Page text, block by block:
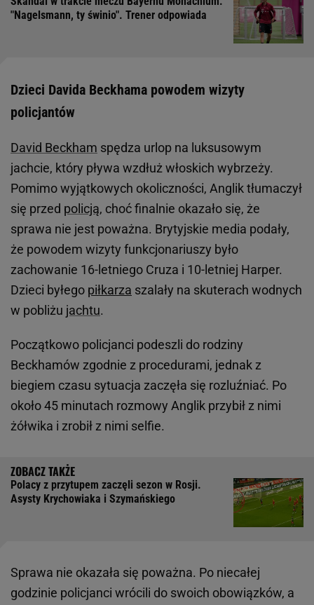
"Nagelsmann, ty świnio". Trener odpowiada
Dzieci Davida Beckhama powodem wizyty
policjantów
David Beckham spędza urlop na luksusowym
jachcie, który pływa wzdłuż włoskich wybrzeży.
Pomimo wyjątkowych okoliczności, Anglik tłumaczył
się przed policją, choć finalnie okazało się, że
sprawa nie jest poważna. Brytyjskie media podały,
że powodem wizyty funkcjonariuszy było
zachowanie 16-letniego Cruza i 10-letniej Harper.
Dzieci byłego piłkarza szalały na skuterach wodnych
w pobliżu jachtu.
Początkowo policjanci podeszli do rodziny
Beckhamów zgodnie z procedurami, jednak z
biegiem czasu sytuacja zaczęła się rozluźniać. Po
około 45 minutach rozmowy Anglik przybił z nimi
żółwika i zrobił z nimi selfie.
Polacy z przytupem zaczęli sezon w Rosji.
Asysty Krychowiaka i Szymańskiego
Sprawa nie okazała się poważna. Po niecałej
godzinie policjanci wrócili do swoich obowiązków, a